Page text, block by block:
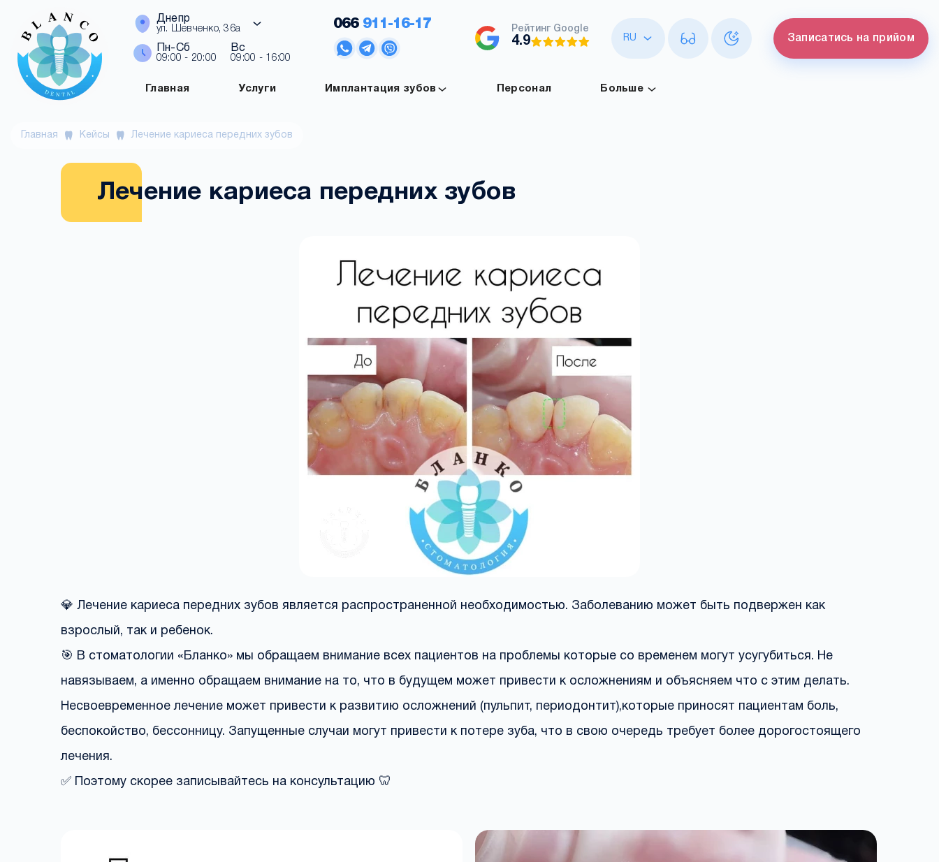
Днепр
ул. Шевченко, 36а
Пн-Сб
09:00 - 20:00
Вс
09:00 - 16:00
066911-16-17 Рейтинг Google
4.9 RU Записатись на прийом
Главная Услуги Имплантация зубов Персонал Больше
Главная Кейсы Лечение кариеса передних зубов
Лечение кариеса передних зубов
💎 Лечение кариеса передних зубов является распространенной необходимостью. Заболеванию может быть подвержен как
взрослый, так и ребенок.
🎯 В стоматологии «Бланко» мы обращаем внимание всех пациентов на проблемы которые со временем могут усугубиться. Не
навязываем, а именно обращаем внимание на то, что в будущем может привести к осложнениям и объясняем что с этим делать.
Несвоевременное лечение может привести к развитию осложнений (пульпит, периодонтит),которые приносят пациентам боль,
беспокойство, бессонницу. Запущенные случаи могут привести к потере зуба, что в свою очередь требует более дорогостоящего
лечения.
✅ Поэтому скорее записывайтесь на консультацию 🦷